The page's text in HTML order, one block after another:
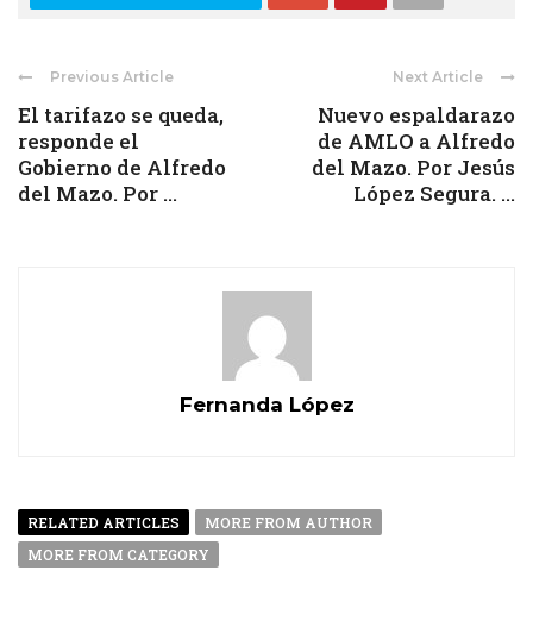
Previous Article
El tarifazo se queda,
responde el
Gobierno de Alfredo
del Mazo. Por ...
Next Article
Nuevo espaldarazo
de AMLO a Alfredo
del Mazo. Por Jesús
López Segura. ...
Fernanda López
RELATED ARTICLES
MORE FROM AUTHOR
MORE FROM CATEGORY